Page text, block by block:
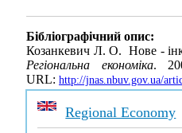
Бібліографічний опис:
Козанкевич Л. О. Нове -
Регіональна економіка.
URL: http://jnas.nbuv.gov.ua/
Regional Economy